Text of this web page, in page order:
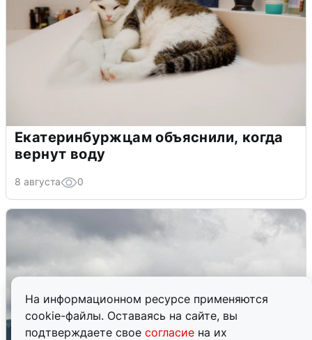
На информационном ресурсе применяются
cookie-файлы. Оставаясь на сайте, вы
подтверждаете свое согласие на их
Екатеринбуржцам объяснили, когда
вернут воду
8 августа 0